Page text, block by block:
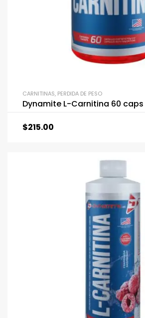
CARNITINAS, PERDIDA DE PESO
Dynamite L-Carnitina 60 caps
$215.00